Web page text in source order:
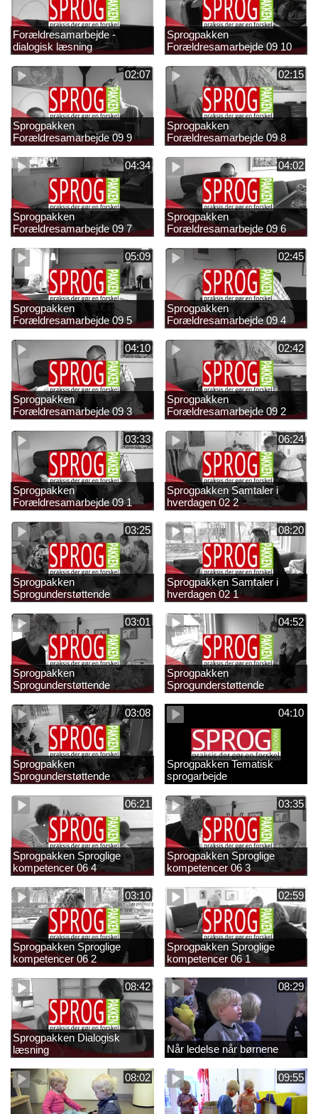
Forældresamarbejde -
dialogisk læsning
Sprogpakken
Forældresamarbejde 09 10
02:07
Sprogpakken
Forældresamarbejde 09 9
02:15
Sprogpakken
Forældresamarbejde 09 8
04:34
Sprogpakken
Forældresamarbejde 09 7
04:02
Sprogpakken
Forældresamarbejde 09 6
05:09
Sprogpakken
Forældresamarbejde 09 5
02:45
Sprogpakken
Forældresamarbejde 09 4
04:10
Sprogpakken
Forældresamarbejde 09 3
02:42
Sprogpakken
Forældresamarbejde 09 2
03:33
Sprogpakken
Forældresamarbejde 09 1
06:24
Sprogpakken Samtaler i
hverdagen 02 2
03:25
Sprogpakken
Sprogunderstøttende
strategier 01 4
08:20
Sprogpakken Samtaler i
hverdagen 02 1
03:01
Sprogpakken
Sprogunderstøttende
strategier 01 3
04:52
Sprogpakken
Sprogunderstøttende
strategier 01 2
03:08
Sprogpakken
Sprogunderstøttende
strategier 01 1
04:10
Sprogpakken Tematisk
sprogarbejde
06:21
Sprogpakken Sproglige
kompetencer 06 4
03:35
Sprogpakken Sproglige
kompetencer 06 3
03:10
Sprogpakken Sproglige
kompetencer 06 2
02:59
Sprogpakken Sproglige
kompetencer 06 1
08:42
Sprogpakken Dialogisk
læsning
08:29
Når ledelse når børnene
08:02 09:55